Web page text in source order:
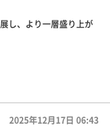
し、より一層盛り上が
2025年12月17日 06:43